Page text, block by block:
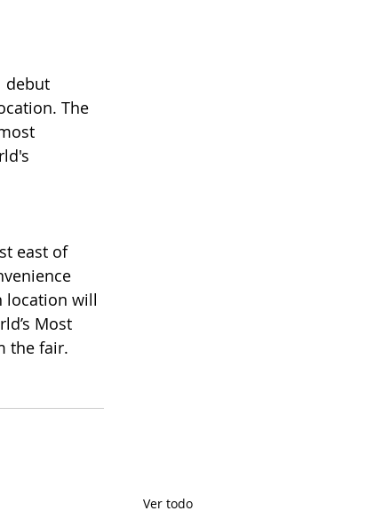
debut
The
east of
location will
Most
the fair.
Ver todo